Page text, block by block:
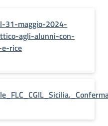
31-maggio-2024-
agli-alunni-con-
rice